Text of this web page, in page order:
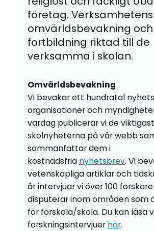
företag.
omvärldsbevakning och
fortbildning riktad till de
verksamma i skolan.
Omvärldsbevakning
Vi bevakar ett hundratal
organisationer och
vardag publicerar vi de
skolnyheterna på vår webb
sammanfattar dem i
kostnadsfria nyhetsbrev. Vi
vetenskapliga artiklar och
år intervjuar vi över 100
disputerar inom områden som
för förskola/skola. Du kan läsa
forskningsintervjuer här.